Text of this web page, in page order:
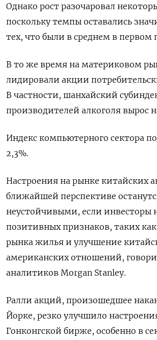
Однако рост разочаровал
поскольку темпы оставались
тех, что были в среднем в первом
В то же время на материковом
лидировали акции
В частности, шанхайский
производителей алкоголя вырос
Индекс компьютерного сектора
2,3%.
Настроения на рынке китайских
ближайшей перспективе
неустойчивыми, если инвесторы
позитивных признаков, таких
рынка жилья и улучшение
американских отношений,
аналитиков Morgan Stanley.
Ралли акций, произошедшее
Йорке, резко улучшило
Гонконгской бирже, особенно в